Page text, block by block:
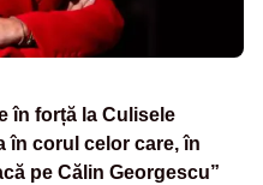
în forță la Culisele
în corul celor care, în
pe Călin Georgescu”